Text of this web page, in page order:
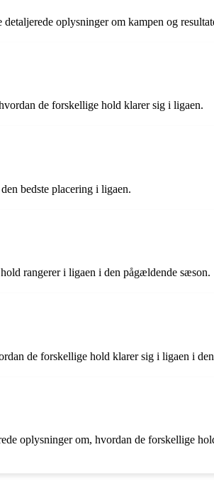
oplysninger om kampen og
de forskellige hold klarer sig i ligaen.
bedste placering i ligaen.
rangerer i ligaen i den pågældende sæson.
de forskellige hold klarer sig i ligaen i
oplysninger om, hvordan de forskellige